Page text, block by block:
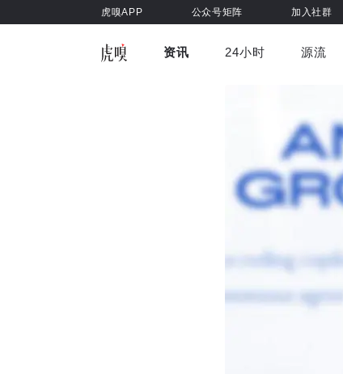
虎嗅APP 公众号矩阵 加入社群
资讯 24小时 源流